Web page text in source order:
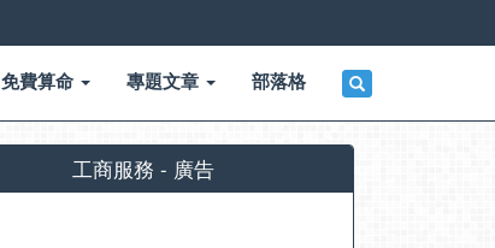
免費算命 專題文章 部落格
工商服務 - 廣告